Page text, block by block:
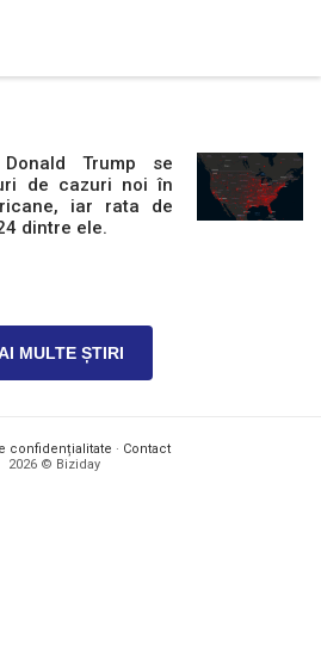
Trump se
de cazuri noi în
iar rata de
dintre ele.
MULTE ȘTIRI
confidențialitate · Contact
2026 © Biziday